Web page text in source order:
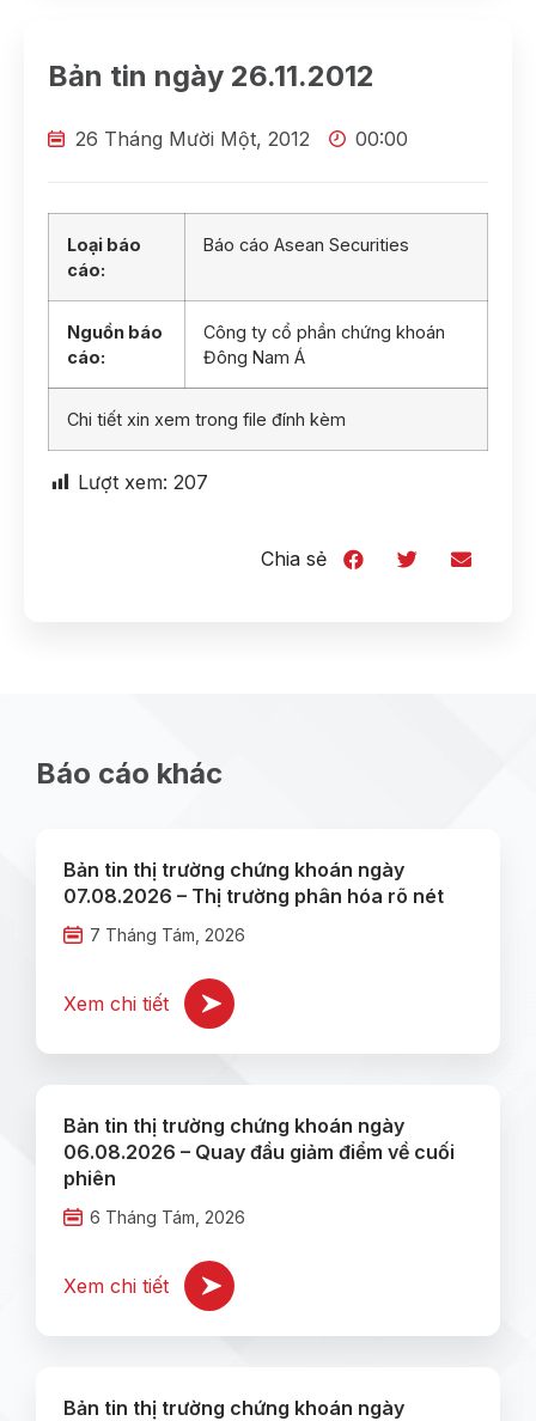
Bản tin ngày 26.11.2012
26 Tháng Mười Một, 2012 00:00
Loại báo
cáo:
Báo cáo Asean Securities
Nguồn báo
cáo:
Công ty cổ phần chứng khoán
Đông Nam Á
Chi tiết xin xem trong file đính kèm
Lượt xem: 207
Chia sẻ
Báo cáo khác
Bản tin thị trường chứng khoán ngày
07.08.2026 – Thị trường phân hóa rõ nét
7 Tháng Tám, 2026
Xem chi tiết
Bản tin thị trường chứng khoán ngày
06.08.2026 – Quay đầu giảm điểm về cuối
phiên
6 Tháng Tám, 2026
Xem chi tiết
Bản tin thị trường chứng khoán ngày